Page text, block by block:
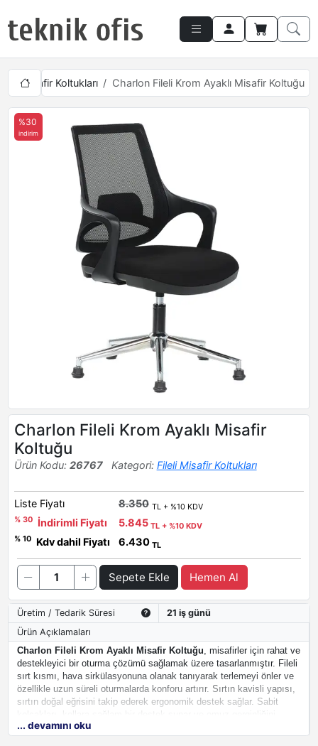
Misafir Koltukları Charlon Fileli Krom Ayaklı Misafir Koltuğu
%30
indirim
Charlon Fileli Krom Ayaklı Misafir
Koltuğu
Ürün Kodu: 26767 Kategori: Fileli Misafir Koltukları
Liste Fiyatı 8.350 TL + %10 KDV
% 30
İndirimli Fiyatı 5.845 TL + %10 KDV
% 10
Kdv dahil Fiyatı 6.430 TL
Sepete Ekle Hemen Al
Üretim / Tedarik Süresi
21 iş günü
Ürün Açıklamaları
Charlon Fileli Krom Ayaklı Misafir Koltuğu, misafirler için rahat ve
destekleyici bir oturma çözümü sağlamak üzere tasarlanmıştır. Fileli
sırt kısmı, hava sirkülasyonuna olanak tanıyarak terlemeyi önler ve
özellikle uzun süreli oturmalarda konforu artırır. Sırtın kavisli yapısı,
sırtın doğal eğrisini takip ederek ergonomik destek sağlar. Sabit
azaltmaya yardımcı olur. Yüksek kaliteli kumaş oturma alanı ve
... devamını oku